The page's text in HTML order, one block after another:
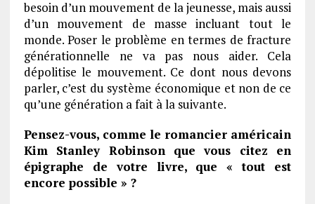
besoin d’un mouvement de la jeunesse, mais aussi
d’un mouvement de masse incluant tout le
monde. Poser le problème en termes de fracture
générationnelle ne va pas nous aider. Cela
dépolitise le mouvement. Ce dont nous devons
parler, c’est du système économique et non de ce
qu’une génération a fait à la suivante.
Pensez-vous, comme le romancier américain
Kim Stanley Robinson que vous citez en
épigraphe de votre livre, que « tout est
encore possible » ?